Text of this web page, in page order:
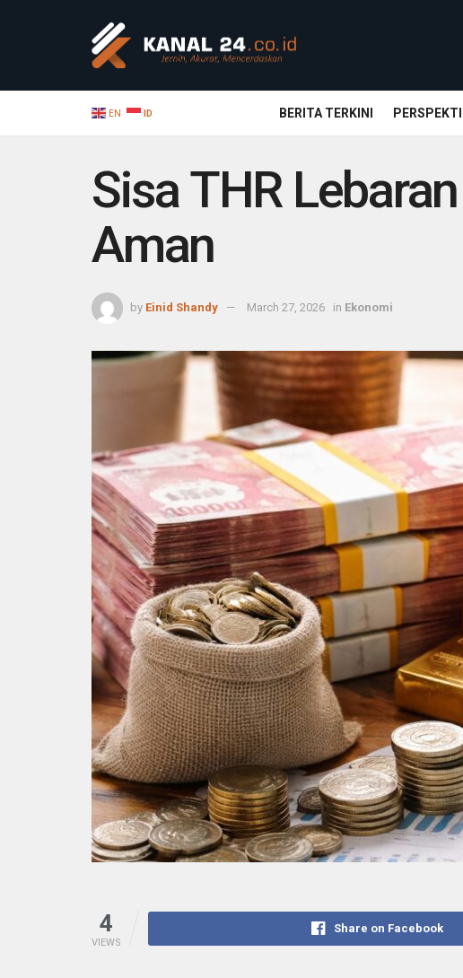
EN ID BERITA TERKINI
Sisa THR
Aman
by Einid Shandy March 27, 2026 in Ekonomi
4
VIEWS
Share on Facebook